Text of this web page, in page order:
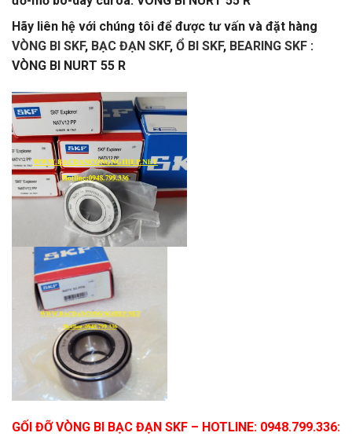
Hãy liên hệ với chúng tôi để được tư vấn và đặt hàng
VÒNG BI SKF, BẠC ĐẠN SKF, Ổ BI SKF, BEARING SKF :
VÒNG BI NURT 55 R
GỐI ĐỠ VÒNG BI BẠC ĐẠN SKF – HOTLINE: 0948.799.336: